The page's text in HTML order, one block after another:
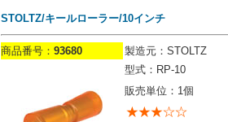
STOLTZ/キールローラー/10インチ
商品番号： 93680
製造元：STOLTZ
型式：RP-10
販売単位：1個